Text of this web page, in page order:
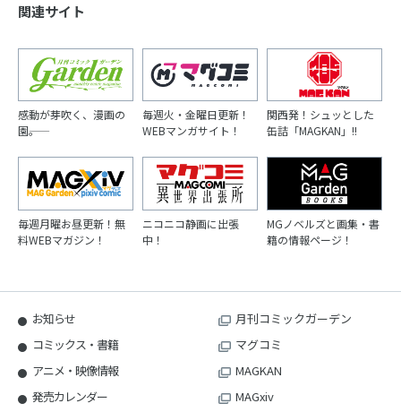
関連サイト
感動が芽吹く、漫画の
園――。
毎週火・金曜日更新！
WEBマンガサイト！
関西発！シュッとした
缶詰「MAGKAN」!!
毎週月曜お昼更新！無
料WEBマガジン！
ニコニコ静画に出張
中！
MGノベルズと画集・書
籍の情報ページ！
お知らせ
コミックス・書籍
アニメ・映像情報
発売カレンダー
月刊コミックガーデン
マグコミ
MAGKAN
MAGxiv